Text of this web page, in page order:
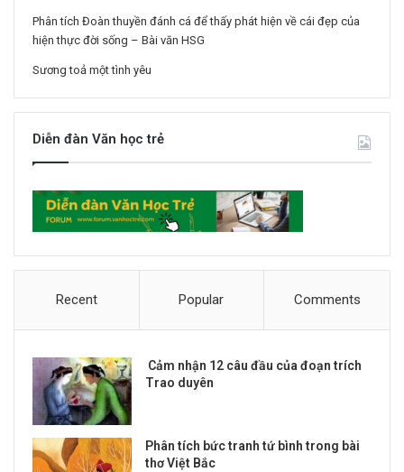
Phân tích Đoàn thuyền đánh cá để thấy phát hiện về cái đẹp của
hiện thực đời sống – Bài văn HSG
Sương toả một tình yêu
Diễn đàn Văn học trẻ
Recent Popular Comments
Cảm nhận 12 câu đầu của đoạn trích
Trao duyên
Phân tích bức tranh tứ bình trong bài
thơ Việt Bắc